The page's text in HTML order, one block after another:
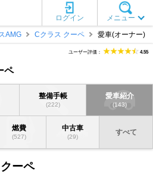
メニュー
ログイン
AMG Cクラス クーペ 愛車(オーナー)
ペ
ユーザー評価： 4.55
整備手帳
(222)
愛車紹介
(143)
燃費
(527)
中古車
(29)
すべて
ーペ